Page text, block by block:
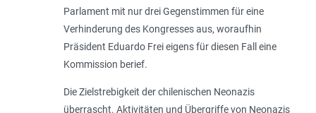
Parlament mit nur drei Gegenstimmen für eine
Verhinderung des Kongresses aus, woraufhin
Präsident Eduardo Frei eigens für diesen Fall eine
Kommission berief.
Die Zielstrebigkeit der chilenischen Neonazis
überrascht. Aktivitäten und Übergriffe von Neonazis